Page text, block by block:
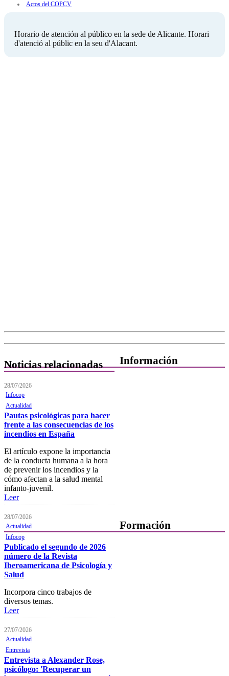
Actos del COPCV
Horario de atención al público en la sede de Alicante. Horari
d'atenció al públic en la seu d'Alacant.
Noticias relacionadas
28/07/2026
Infocop
Actualidad
Pautas psicológicas para hacer
frente a las consecuencias de los
incendios en España
El artículo expone la importancia
de la conducta humana a la hora
de prevenir los incendios y la
cómo afectan a la salud mental
infanto-juvenil.
Leer
28/07/2026
Actualidad
Infocop
Publicado el segundo de 2026
número de la Revista
Iberoamericana de Psicología y
Salud
Incorpora cinco trabajos de
diversos temas.
Leer
27/07/2026
Actualidad
Entrevista
Entrevista a Alexander Rose,
psicólogo: 'Recuperar un
Información
Formación